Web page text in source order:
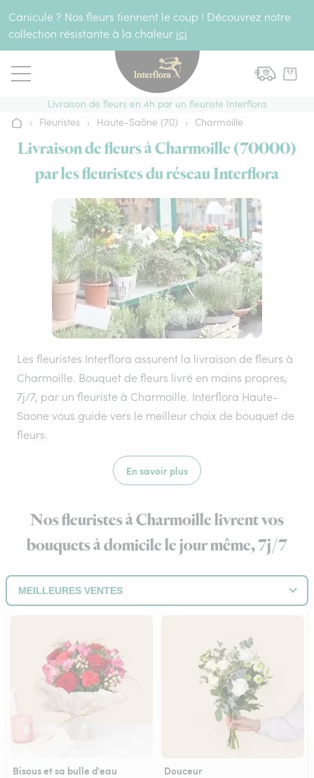
Canicule ? Nos fleurs tiennent le coup ! Découvrez notre
collection résistante à la chaleur ici
Livraison de fleurs en 4h par un fleuriste Interflora
Accueil
› Fleuristes › Haute-Saône (70) › Charmoille
Livraison de fleurs à Charmoille (70000)
par les fleuristes du réseau Interflora
Les fleuristes Interflora assurent la livraison de fleurs à
Charmoille. Bouquet de fleurs livré en mains propres,
7j/7, par un fleuriste à Charmoille. Interflora Haute-
Saone vous guide vers le meilleur choix de bouquet de
fleurs.
En savoir plus
Nos fleuristes à Charmoille livrent vos
bouquets à domicile le jour même, 7j/7
Bisous et sa bulle d'eau Douceur